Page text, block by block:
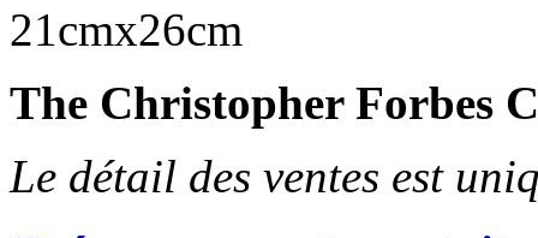
21cmx26cm
The Christopher Forbes
Le détail des ventes est